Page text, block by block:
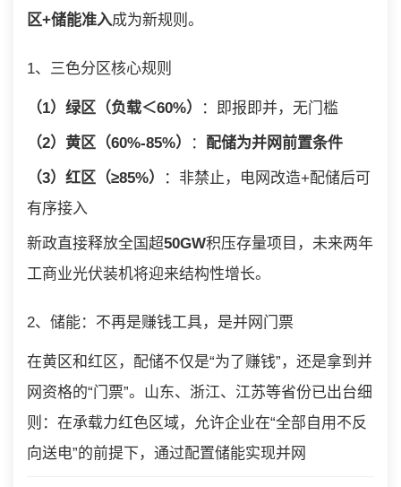
区+储能准入成为新规则。
1、三色分区核心规则
（1）绿区（负载＜60%） ：即报即并，无门槛
（2）黄区（60%-85%） ： 配储为并网前置条件
（3）红区（≥85%）
：非禁止，电网改造+配储后可
有序接入
新政直接释放全国超50GW积压存量项目，未来两年
工商业光伏装机将迎来结构性增长。
2、储能：不再是赚钱工具，是并网门票
在黄区和红区，配储不仅是“为了赚钱”，还是拿到并
网资格的“门票”。山东、浙江、江苏等省份已出台细
则：在承载力红色区域，允许企业在“全部自用不反
向送电”的前提下，通过配置储能实现并网